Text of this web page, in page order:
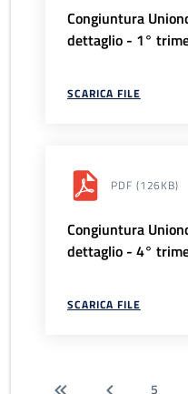
Congiuntura
dettaglio - 1°
SCARICA FILE
PDF (126KB)
Congiuntura
dettaglio - 4°
SCARICA FILE
5